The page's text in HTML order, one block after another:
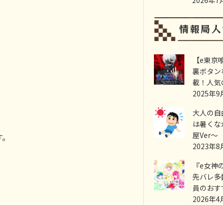
【e東京
裏ボタ
載！人気
2025年9
大人の
は暑く
屋Ver～
2023年8
『e女神
先バレ
員のおす
2026年4